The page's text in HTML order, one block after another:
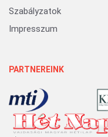
Szabályzatok
Impresszum
PARTNEREINK